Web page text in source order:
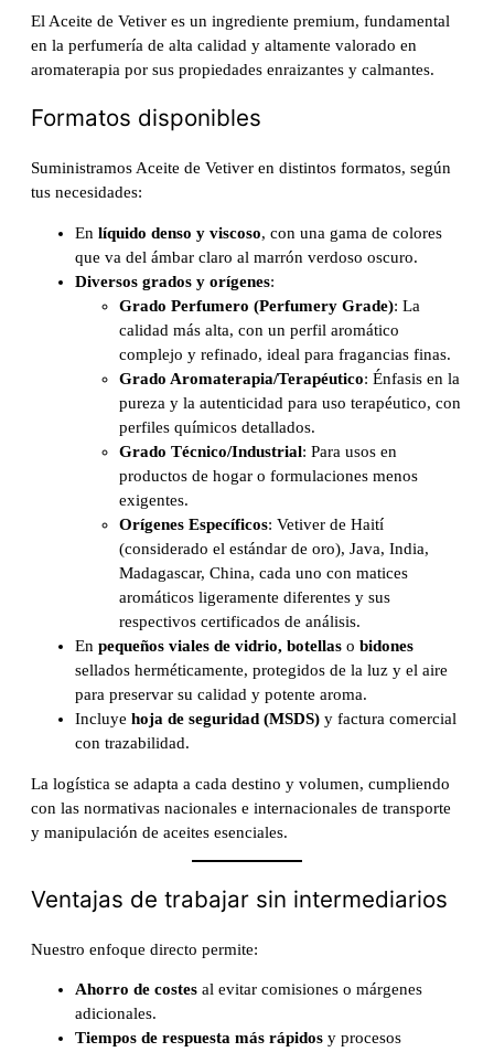
El Aceite de Vetiver es un ingrediente premium, fundamental
en la perfumería de alta calidad y altamente valorado en
aromaterapia por sus propiedades enraizantes y calmantes.
Formatos disponibles
Suministramos Aceite de Vetiver en distintos formatos, según
tus necesidades:
En líquido denso y viscoso, con una gama de colores
que va del ámbar claro al marrón verdoso oscuro.
Diversos grados y orígenes:
Grado Perfumero (Perfumery Grade): La
calidad más alta, con un perfil aromático
complejo y refinado, ideal para fragancias finas.
Grado Aromaterapia/Terapéutico: Énfasis en la
pureza y la autenticidad para uso terapéutico, con
perfiles químicos detallados.
Grado Técnico/Industrial: Para usos en
productos de hogar o formulaciones menos
exigentes.
Orígenes Específicos: Vetiver de Haití
(considerado el estándar de oro), Java, India,
Madagascar, China, cada uno con matices
aromáticos ligeramente diferentes y sus
respectivos certificados de análisis.
En pequeños viales de vidrio, botellas o bidones
sellados herméticamente, protegidos de la luz y el aire
para preservar su calidad y potente aroma.
Incluye hoja de seguridad (MSDS) y factura comercial
con trazabilidad.
La logística se adapta a cada destino y volumen, cumpliendo
con las normativas nacionales e internacionales de transporte
y manipulación de aceites esenciales.
Ventajas de trabajar sin intermediarios
Nuestro enfoque directo permite:
Ahorro de costes al evitar comisiones o márgenes
adicionales.
Tiempos de respuesta más rápidos y procesos